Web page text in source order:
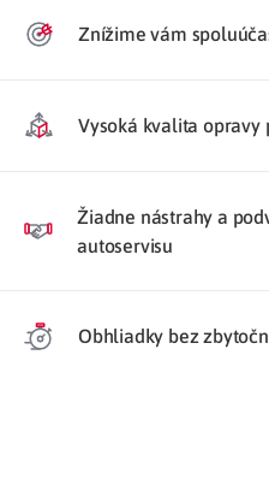
Znížime vám
Vysoká kvalita opravy
Žiadne nástrahy a
autoservisu
Obhliadky bez